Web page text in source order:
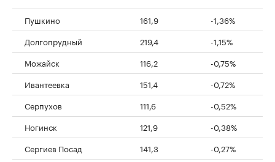
Пушкино 161,9
-1,36%
Долгопрудный
219,4
-1,15%
Можайск
116,2
-0,75%
Ивантеевка
151,4
-0,72%
Серпухов
111,6
-0,52%
Ногинск
121,9
-0,38%
Сергиев Посад
141,3
-0,27%